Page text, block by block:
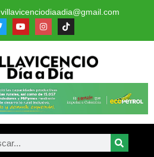
villavicenciodiaadia@gmail.com